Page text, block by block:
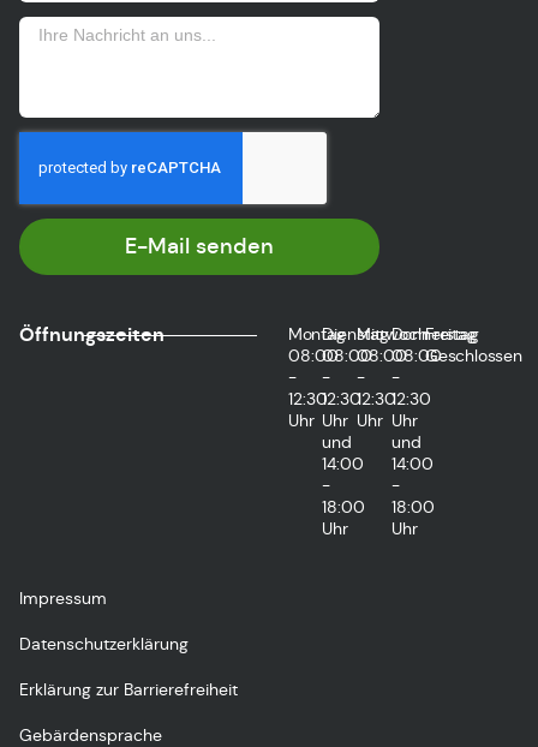
E-Mail senden
Öffnungszeiten
Montag
08:00
-
12:30
Uhr
Dienstag
08:00
-
12:30
Uhr
und
14:00
-
18:00
Uhr
Mittwoch
08:00
-
12:30
Uhr
Donnerstag
08:00
-
12:30
Uhr
und
14:00
-
18:00
Uhr
Freitag
Geschlossen
Impressum
Datenschutzerklärung
Erklärung zur Barrierefreiheit
Gebärdensprache